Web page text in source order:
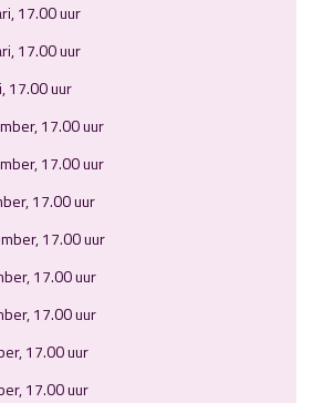
17.00 uur
17.00 uur
17.00 uur
17.00 uur
17.00 uur
17.00 uur
17.00 uur
17.00 uur
17.00 uur
17.00 uur
17.00 uur